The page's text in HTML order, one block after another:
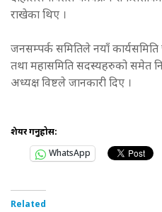
राखेका थिए ।
जनसम्पर्क समितिले नयाँ कार्यसमिति
तथा महासमिति सदस्यहरुको समेत
अध्यक्ष विष्टले जानकारी दिए ।
शेयर गर्नुहोस:
WhatsApp
Related